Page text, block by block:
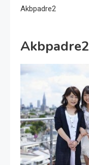
Akbpadre2
Akbpadre2